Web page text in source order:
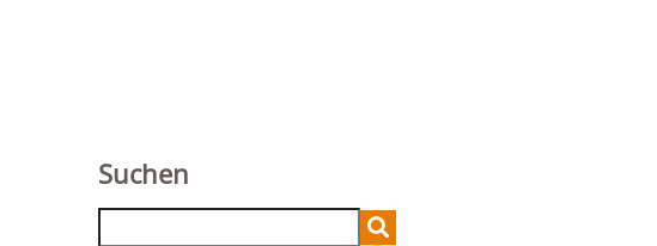
Suchen